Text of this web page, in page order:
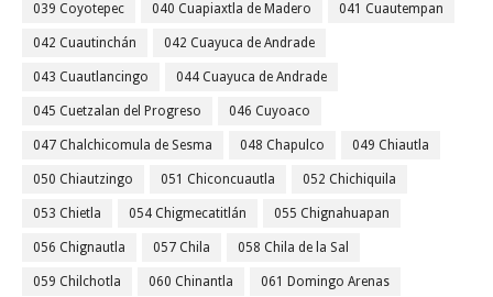
039 Coyotepec 040 Cuapiaxtla de Madero 041 Cuautempan
042 Cuautinchán 042 Cuayuca de Andrade
043 Cuautlancingo 044 Cuayuca de Andrade
045 Cuetzalan del Progreso 046 Cuyoaco
047 Chalchicomula de Sesma 048 Chapulco 049 Chiautla
050 Chiautzingo 051 Chiconcuautla 052 Chichiquila
053 Chietla 054 Chigmecatitlán 055 Chignahuapan
056 Chignautla 057 Chila 058 Chila de la Sal
059 Chilchotla 060 Chinantla 061 Domingo Arenas